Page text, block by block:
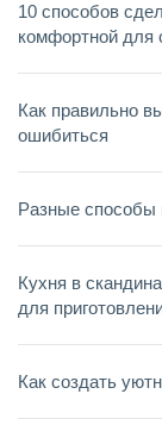
10 способов
комфортной для
Как правильно
ошибиться
Разные способы
Кухня в
для
Как создать